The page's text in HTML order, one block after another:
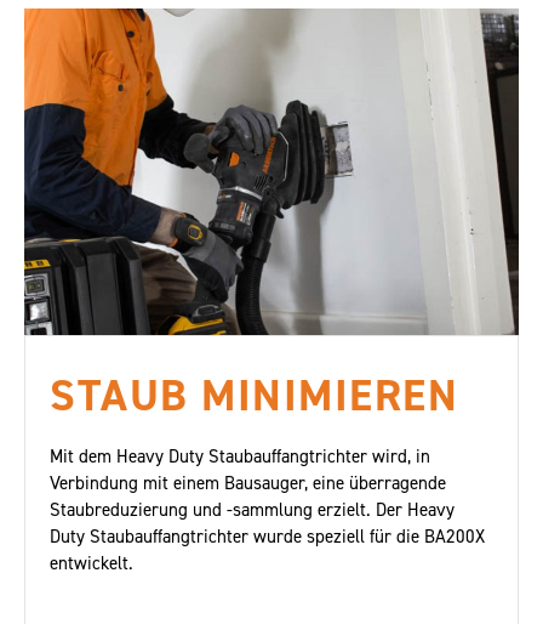
STAUB MINIMIEREN
Mit dem Heavy Duty Staubauffangtrichter wird, in
Verbindung mit einem Bausauger, eine überragende
Staubreduzierung und -sammlung erzielt. Der Heavy
Duty Staubauffangtrichter wurde speziell für die BA200X
entwickelt.